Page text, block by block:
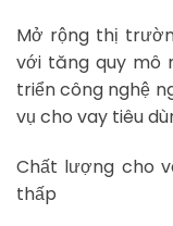
Mở rộng thị
với tăng quy mô
triển công nghệ
vụ cho vay tiêu
Chất lượng cho
thấp